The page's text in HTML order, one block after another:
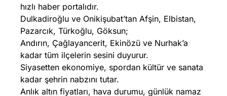
hızlı haber portalıdır.
Dulkadiroğlu ve Onikişubat’tan Afşin, Elbistan,
Pazarcık, Türkoğlu, Göksun;
Andırın, Çağlayancerit, Ekinözü ve Nurhak’a
kadar tüm ilçelerin sesini duyurur.
Siyasetten ekonomiye, spordan kültür ve sanata
kadar şehrin nabzını tutar.
Anlık altın fiyatları, hava durumu, günlük namaz